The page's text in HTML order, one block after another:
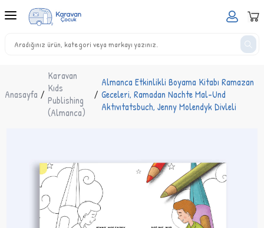
Anasayfa /
Karavan
Kıds
Publishing
(Almanca)
/
Almanca Etkinlikli Boyama Kitabı Ramazan
Geceleri, Ramadan Nachte Mal-Und
Aktıvıtatsbuch, Jenny Molendyk Divleli